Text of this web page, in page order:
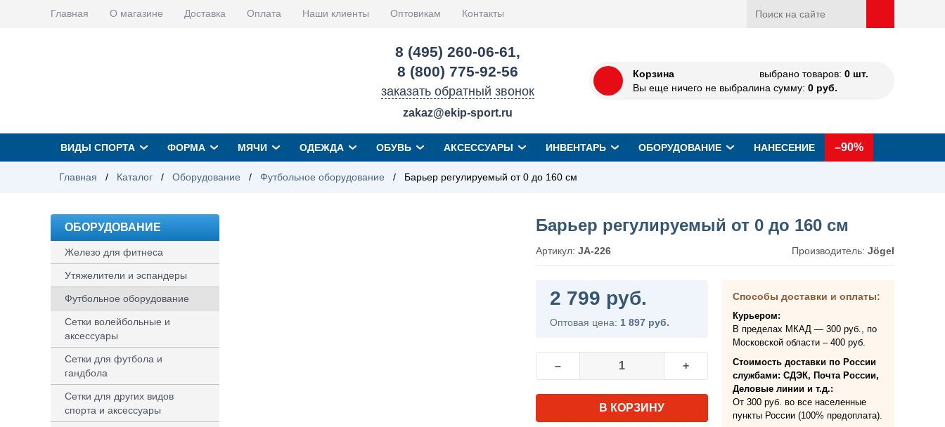
Главная О магазине Доставка Оплата Наши клиенты Оптовикам Контакты
8 (495) 260-06-61,
8 (800) 775-92-56
заказать обратный звонок
zakaz@ekip-sport.ru
Корзина
Вы еще ничего не выбрали
выбрано товаров: 0 шт.
на сумму: 0 руб.
ВИДЫ СПОРТА ФОРМА МЯЧИ ОДЕЖДА ОБУВЬ АКСЕССУАРЫ ИНВЕНТАРЬ ОБОРУДОВАНИЕ НАНЕСЕНИЕ –90%
Главная / Каталог / Оборудование / Футбольное оборудование / Барьер регулируемый от 0 до 160 см
ОБОРУДОВАНИЕ
Железо для фитнеса
Утяжелители и эспандеры
Футбольное оборудование
Сетки волейбольные и
аксессуары
Сетки для футбола и
гандбола
Сетки для других видов
спорта и аксессуары
Барьер регулируемый от 0 до 160 см
Артикул: JA-226 Производитель: Jögel
2 799 руб.
Оптовая цена: 1 897 руб.
– +
В КОРЗИНУ
Способы доставки и оплаты:
Курьером:
В пределах МКАД — 300 руб., по
Московской области – 400 руб.
Стоимость доставки по России
службами: СДЭК, Почта России,
Деловые линии и т.д.:
От 300 руб. во все населенные
пункты России (100% предоплата).